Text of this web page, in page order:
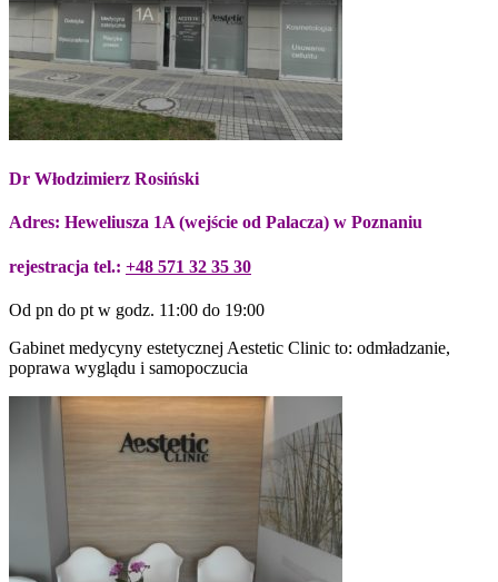
Dr Włodzimierz Rosiński
Adres: Heweliusza 1A (wejście od Palacza) w Poznaniu
rejestracja tel.: +48 571 32 35 30
Od pn do pt w godz. 11:00 do 19:00
Gabinet medycyny estetycznej Aestetic Clinic to: odmładzanie,
poprawa wyglądu i samopoczucia